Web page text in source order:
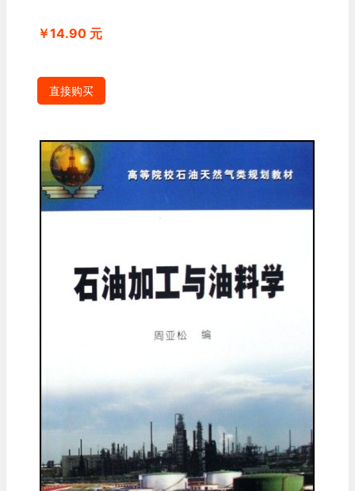
￥14.90 元
直接购买